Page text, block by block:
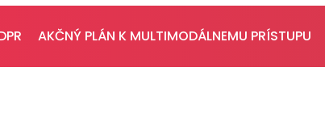
správy
Rozhovory
VEREJNÉ
VYSIELANIE
AKČNÝ PLÁN K MULTIMODÁLNEMU PRÍSTUPU